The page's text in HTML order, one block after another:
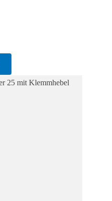
25 mit Klemmhebel